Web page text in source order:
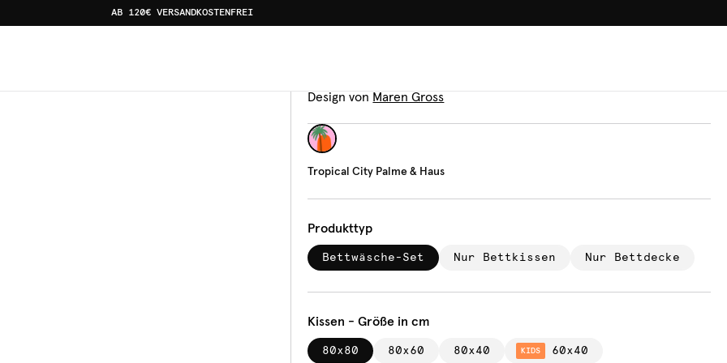
AB 120€ VERSANDKOSTENFREI
Bettwäsche
Design von Maren Gross
Tropical City Palme & Haus
Produkttyp
Bettwäsche-Set Nur Bettkissen Nur Bettdecke
Kissen - Größe in cm
80x80 80x60 80x40 KIDS 60x40